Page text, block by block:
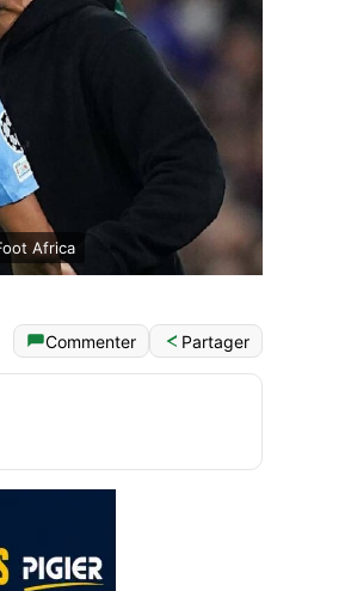
Africa
Commenter Partager